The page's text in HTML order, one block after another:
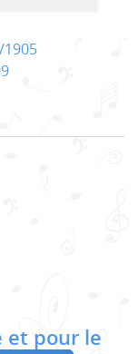
et pour le